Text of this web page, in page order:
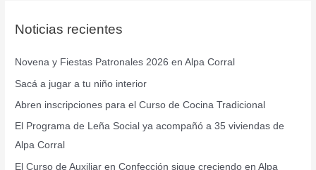
a
p
o
r
:
Noticias recientes
Novena y Fiestas Patronales 2026 en Alpa Corral
Sacá a jugar a tu niño interior
Abren inscripciones para el Curso de Cocina Tradicional
El Programa de Leña Social ya acompañó a 35 viviendas de
Alpa Corral
El Curso de Auxiliar en Confección sigue creciendo en Alpa